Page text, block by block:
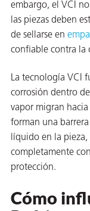
embargo, el VCI
las piezas deben
de sellarse en
confiable contra la
La tecnología VCI
corrosión dentro
vapor migran hacia
forman una
líquido en la
completamente
protección.
Cómo
de